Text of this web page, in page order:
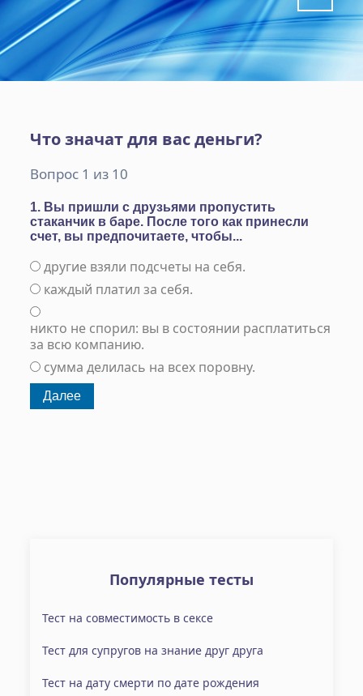
Что значат для вас деньги?
Вопрос 1 из 10
1. Вы пришли с друзьями пропустить
стаканчик в баре. После того как принесли
счет, вы предпочитаете, чтобы...
другие взяли подсчеты на себя.
каждый платил за себя.
никто не спорил: вы в состоянии расплатиться
за всю компанию.
сумма делилась на всех поровну.
Популярные тесты
Тест на совместимость в сексе
Тест для супругов на знание друг друга
Тест на дату смерти по дате рождения